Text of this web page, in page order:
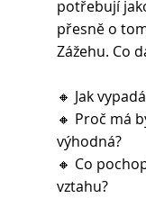
potřebují
přesně o
Zážehu. Co
🔸 Jak
🔸 Proč má
výhodná?
🔸 Co
vztahu?